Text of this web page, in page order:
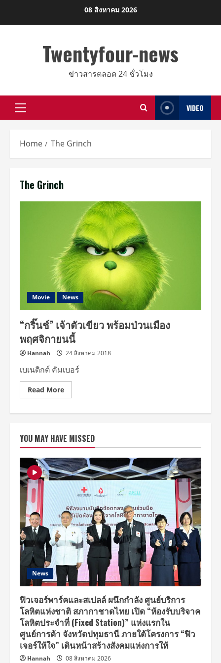
08 สิงหาคม 2026
Twentyfour-news
ข่าวสารตลอด 24 ชั่วโมง
Primary
VIDEO
Home The Grinch
The Grinch
Movie News
“กริ๊นช์” เจ้าตัวเขียว พร้อมป่วนเมือง
พฤศจิกายนนี้
Hannah 24 สิงหาคม 2018
เบเนดิกต์ คัมเบอร์
Read MoreRead
more
พร้อม
ป่วน
เมือง
พฤศจิกายน
นี้
YOU MAY HAVE MISSED
News
ฟิวเจอร์พาร์คและสเปลล์ ผนึกกำลัง ศูนย์บริการ
โลหิตแห่งชาติ สภากาชาดไทย เปิด “ห้องรับบริจาค
โลหิตประจำที่ (Fixed Station)” แห่งแรกใน
ศูนย์การค้า จังหวัดปทุมธานี ภายใต้โครงการ “ฟิว
เจอร์ให้ใจ” เดินหน้าสร้างสังคมแห่งการให้
Hannah 08 สิงหาคม 2026